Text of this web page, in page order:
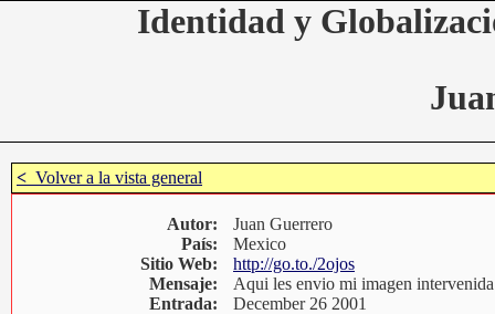
Identidad y
< Volver a la vista general
Autor:
País:
Sitio Web:
Mensaje:
Juan Guerrero
Mexico
http://go.to./2ojos
Aqui les envio mi imagen
Entrada:
December 26 2001